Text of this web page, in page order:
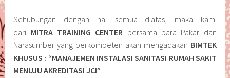
Sehubungan dengan hal semua diatas, maka kami
dari MITRA TRAINING CENTER bersama para Pakar dan
Narasumber yang berkompeten akan mengadakan BIMTEK
KHUSUS : “MANAJEMEN INSTALASI SANITASI RUMAH SAKIT
MENUJU AKREDITASI JCI”